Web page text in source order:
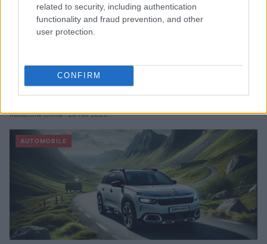
related to security, including authentication
functionality and fraud prevention, and other
user protection.
CONFIRM
Sécurité Des Véhicules: 4 Caractéristiques Que Chaque
Propriétaire De Voiture Devrait Entretenir
Redazione Online · 28 Fév 2025
AUTOMOBILE